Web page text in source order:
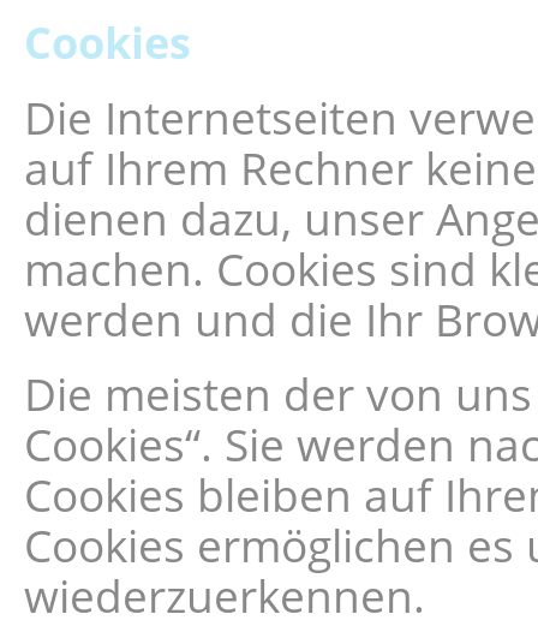
Cookies
Die Internetseiten
auf Ihrem Rechner
dienen dazu, unser
machen. Cookies sind
werden und die Ihr
Die meisten der von
Cookies“. Sie werden
Cookies bleiben auf
Cookies ermöglichen
wiederzuerkennen.